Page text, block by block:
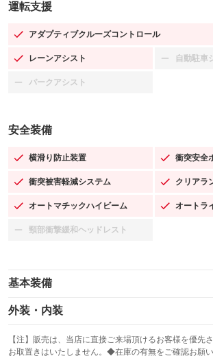
運転支援
アダプティブクルーズコントロール
：装備あり
レーンアシスト
：装備あり 自動駐車
：装備な
パークアシスト
：装備なし
安全装備
横滑り防止装置
：装備あり 衝突安全
：装備あ
衝突被害軽減システム
：装備あり クリアラ
：装備あ
オートマチックハイビーム
：装備あり オートラ
：装備あり
頸部衝撃緩和ヘッドレスト
：装備なし
基本装備
エアバッグ：運転席/助手席/サイド
：装備あり
：装備なし
外装・内装
カーナビ：メモリーナビ他
：装備あり
【注】販売は、当店に直接ご来場頂けるお客様を優先
お取置きはいたしません。◆在庫の有無をご確認お願